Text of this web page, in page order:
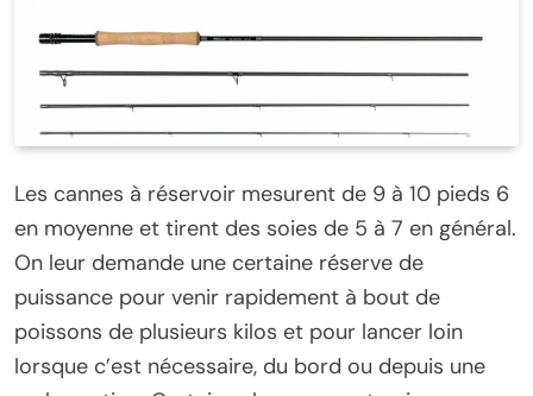
Les cannes à réservoir mesurent de 9 à 10 pieds 6
en moyenne et tirent des soies de 5 à 7 en général.
On leur demande une certaine réserve de
puissance pour venir rapidement à bout de
poissons de plusieurs kilos et pour lancer loin
lorsque c’est nécessaire, du bord ou depuis une